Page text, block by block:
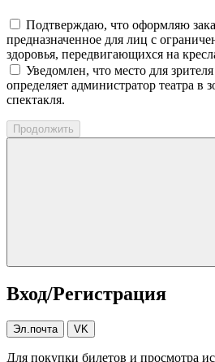
Подтверждаю, что оформляю
предназначенное для лиц с
здоровья, передвигающихся на
Уведомлен, что место для
определяет администратор театра в
спектакля.
Продолжить
Вход/Регистрация
Эл.почта VK
Для покупки билетов и просмотра